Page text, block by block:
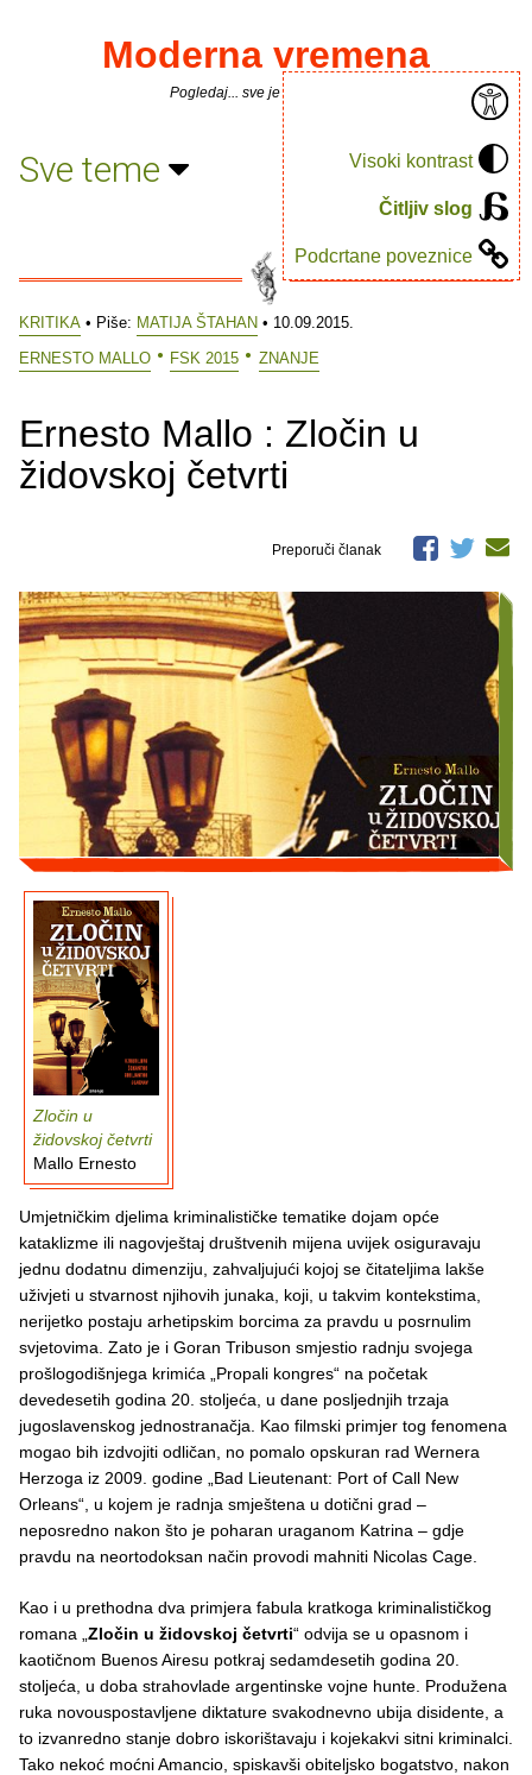
Visoki kontrast
Čitljiv slog
Podcrtane poveznice
Moderna vremena
Pogledaj... sve je puno knjiga.
Sve teme
KRITIKA • Piše: MATIJA ŠTAHAN • 10.09.2015.
ERNESTO MALLO
FSK 2015 ZNANJE
Ernesto Mallo : Zločin u
židovskoj četvrti
Preporuči članak
Zločin u
židovskoj četvrti
Mallo Ernesto
Umjetničkim djelima kriminalističke tematike dojam opće
kataklizme ili nagovještaj društvenih mijena uvijek osiguravaju
jednu dodatnu dimenziju, zahvaljujući kojoj se čitateljima lakše
uživjeti u stvarnost njihovih junaka, koji, u takvim kontekstima,
nerijetko postaju arhetipskim borcima za pravdu u posrnulim
svjetovima. Zato je i Goran Tribuson smjestio radnju svojega
prošlogodišnjega krimića „Propali kongres“ na početak
devedesetih godina 20. stoljeća, u dane posljednjih trzaja
jugoslavenskog jednostranačja. Kao filmski primjer tog fenomena
mogao bih izdvojiti odličan, no pomalo opskuran rad Wernera
Herzoga iz 2009. godine „Bad Lieutenant: Port of Call New
Orleans“, u kojem je radnja smještena u dotični grad –
neposredno nakon što je poharan uraganom Katrina – gdje
pravdu na neortodoksan način provodi mahniti Nicolas Cage.
Kao i u prethodna dva primjera fabula kratkoga kriminalističkog
romana „ Zločin u židovskoj četvrti“ odvija se u opasnom i
kaotičnom Buenos Airesu potkraj sedamdesetih godina 20.
stoljeća, u doba strahovlade argentinske vojne hunte. Produžena
ruka novouspostavljene diktature svakodnevno ubija disidente, a
to izvanredno stanje dobro iskorištavaju i kojekakvi sitni kriminalci.
Tako nekoć moćni Amancio, spiskavši obiteljsko bogatstvo, nakon